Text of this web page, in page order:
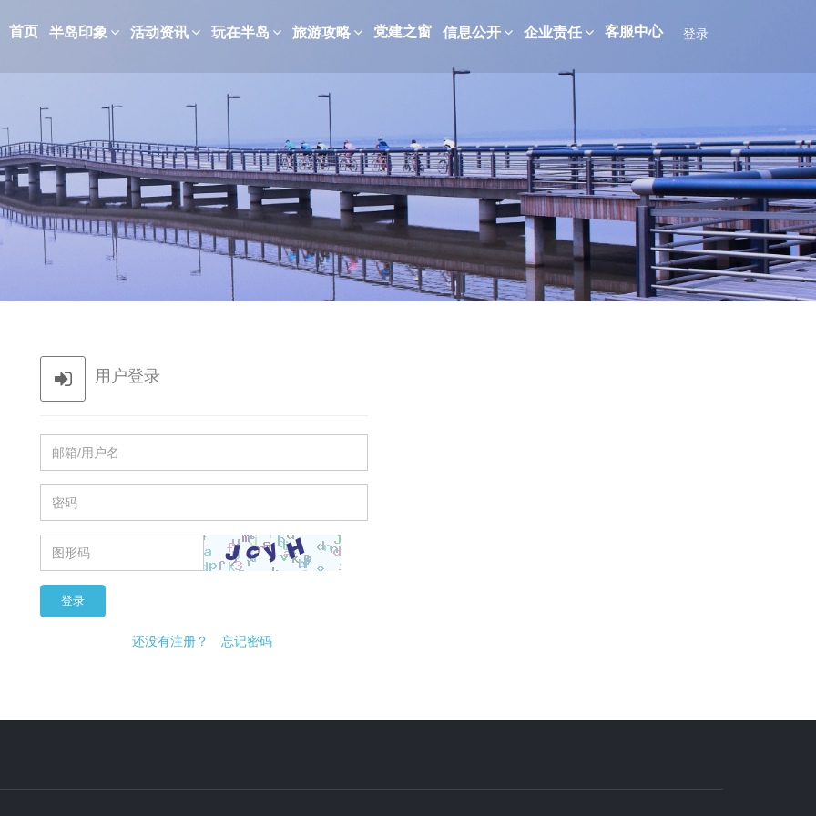
登录
首页 半岛印象 活动资讯 玩在半岛 旅游攻略 党建之窗 信息公开 企业责任 客服中心
用户登录
登录
还没有注册？ 忘记密码